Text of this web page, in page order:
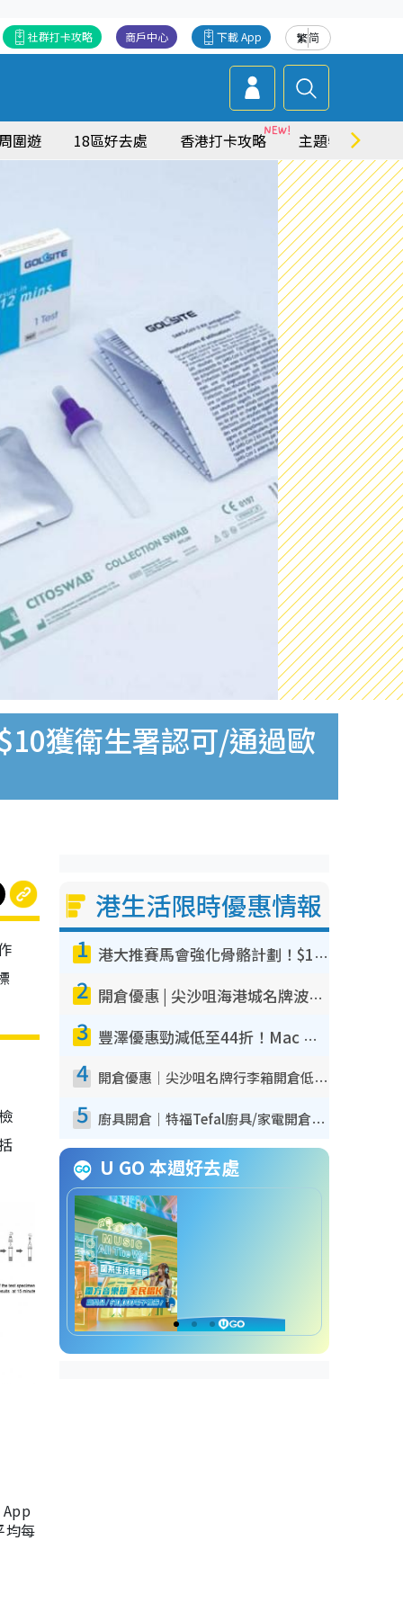
繁简
下載 App
商戶中心
社群打卡攻略
圍遊 18區好去處 香港打卡攻略 主題特集
獲衛生署認可/通過歐
均每
港生活限時優惠情報
1 港大推賽馬會強化骨骼計劃！$100骨質密度X光檢查 完成免費運動訓練送超市禮券！附參加資格
2 開倉優惠 | 尖沙咀海港城名牌波鞋開倉低至1折！On鞋$899起／Joy&Peace鞋履$98起
3 豐澤優惠勁減低至44折！Mac mini/iPhone17Pro大減價！廚房家電$220起
4 開倉優惠｜尖沙咀名牌行李箱開倉低至4折！一連5日 American Tourister/ace./Hallmark $200起！
5 廚具開倉｜特福Tefal廚具/家電開倉低至3折！$220起買平底鍋/炒鑊/湯煲！電飯煲/吸塵機/燙斗$418起
U GO 本週好去處